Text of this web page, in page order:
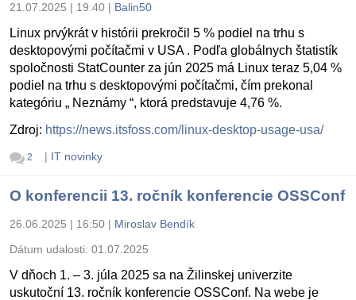
21.07.2025 | 19:40 | Balin50
Linux prvýkrát v histórii prekročil 5 % podiel na trhu s
desktopovými počítačmi v USA . Podľa globálnych štatistík
spoločnosti StatCounter za jún 2025 má Linux teraz 5,04 %
podiel na trhu s desktopovými počítačmi, čím prekonal
kategóriu „ Neznámy “, ktorá predstavuje 4,76 %.
Zdroj: https://news.itsfoss.com/linux-desktop-usage-usa/
2 | IT novinky
O konferencii 13. ročník konferencie OSSConf
26.06.2025 | 16:50 | Miroslav Bendík
Dátum udalosti: 01.07.2025
V dňoch 1. – 3. júla 2025 sa na Žilinskej univerzite
uskutoční 13. ročník konferencie OSSConf. Na webe je